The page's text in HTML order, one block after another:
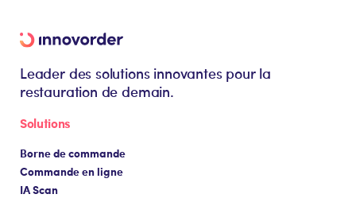
Leader des solutions innovantes pour la
restauration de demain.
Solutions
Borne de commande
Commande en ligne
IA Scan